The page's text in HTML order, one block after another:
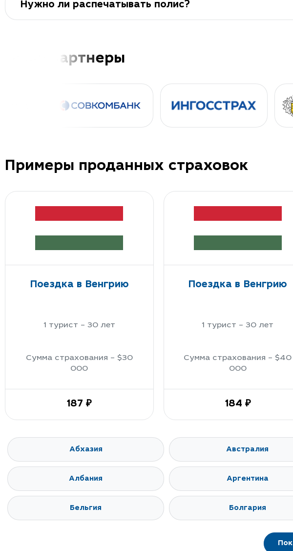
Нужно ли распечатывать полис?
Наши партнеры
Примеры проданных страховок
Поездка в Венгрию
1 турист – 30 лет
Сумма страхования – $30
000
187 ₽
Поездка в Венгрию
1 турист – 30 лет
Сумма страхования – $40
000
184 ₽
Абхазия Австралия
Албания Аргентина
Бельгия Болгария